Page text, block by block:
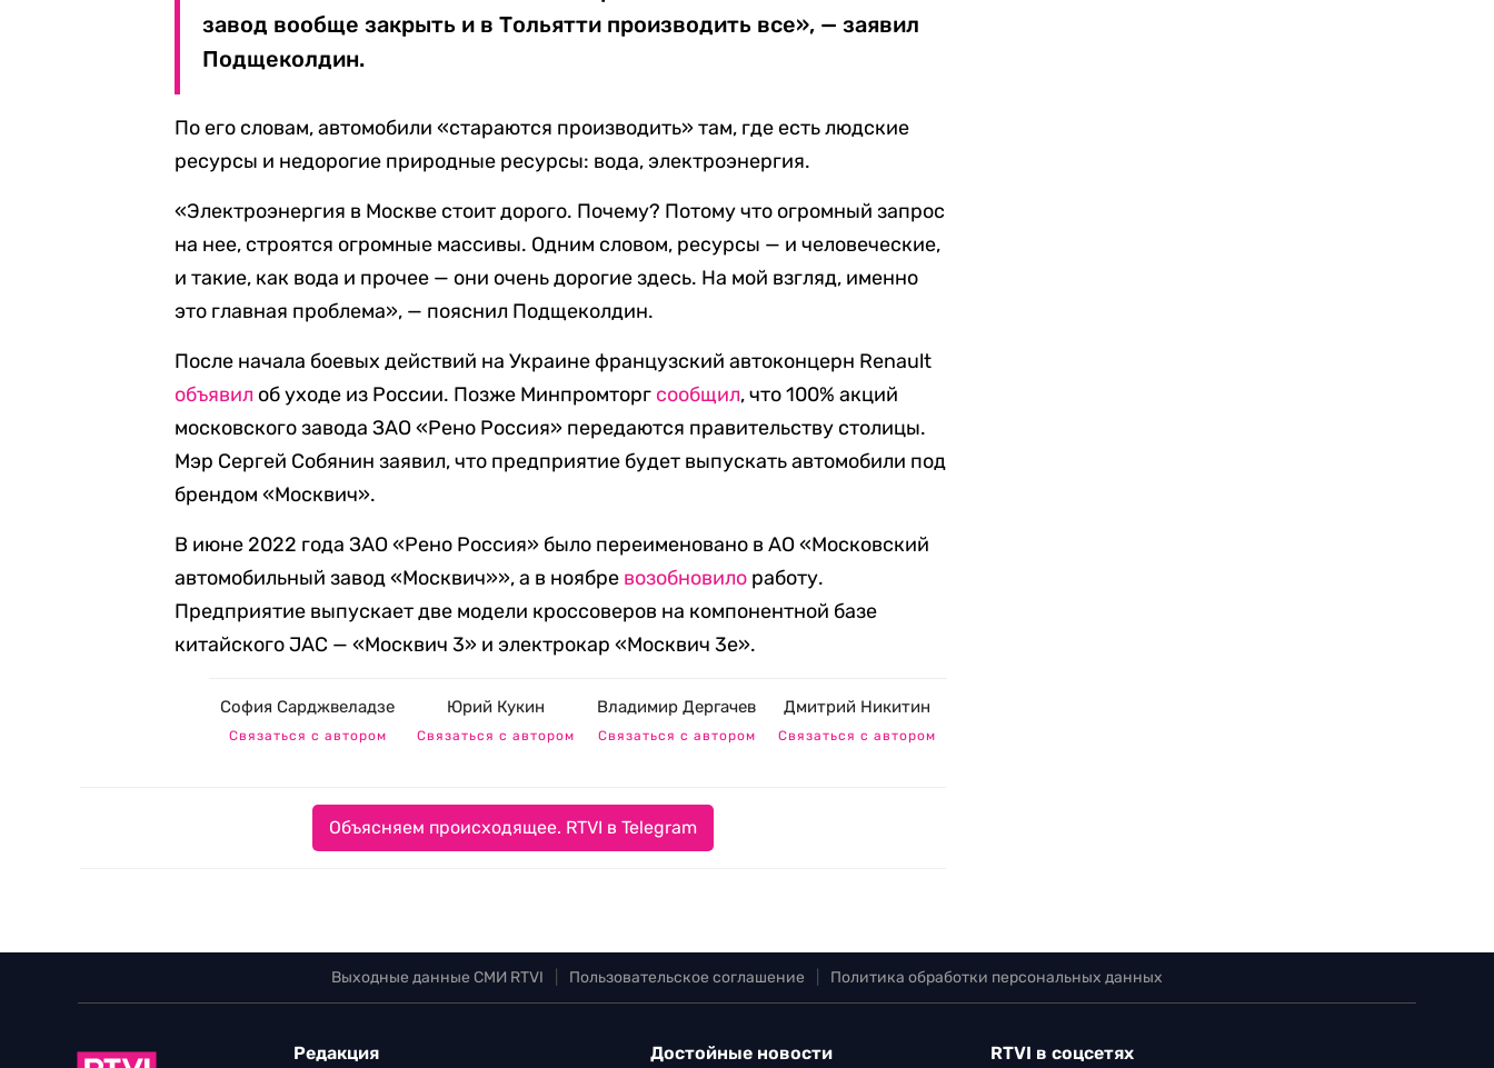
завод вообще закрыть и в Тольятти производить все», — заявил
Подщеколдин.
По его словам, автомобили «стараются производить» там, где есть людские
ресурсы и недорогие природные ресурсы: вода, электроэнергия.
«Электроэнергия в Москве стоит дорого. Почему? Потому что огромный запрос
на нее, строятся огромные массивы. Одним словом, ресурсы — и человеческие,
и такие, как вода и прочее — они очень дорогие здесь. На мой взгляд, именно
это главная проблема», — пояснил Подщеколдин.
После начала боевых действий на Украине французский автоконцерн Renault
объявил об уходе из России. Позже Минпромторг сообщил, что 100% акций
московского завода ЗАО «Рено Россия» передаются правительству столицы.
Мэр Сергей Собянин заявил, что предприятие будет выпускать автомобили под
брендом «Москвич».
В июне 2022 года ЗАО «Рено Россия» было переименовано в АО «Московский
автомобильный завод «Москвич»», а в ноябре возобновило работу.
Предприятие выпускает две модели кроссоверов на компонентной базе
китайского JAC — «Москвич 3» и электрокар «Москвич 3е».
София Сарджвеладзе
Связаться с автором
Юрий Кукин
Связаться с автором
Владимир Дергачев
Связаться с автором
Дмитрий Никитин
Связаться с автором
Объясняем происходящее. RTVI в Telegram
Выходные данные СМИ RTVI Пользовательское соглашение Политика обработки персональных данных
Редакция Достойные новости RTVI в соцсетях